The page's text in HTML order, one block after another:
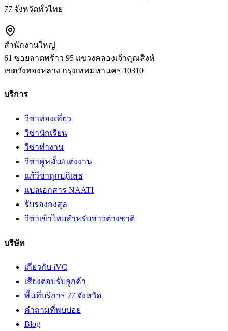
77 จังหวัดทั่วไทย
สำนักงานใหญ่
61 ซอยลาดพร้าว 95 แขวงคลองเจ้าคุณสิงห์
เขตวังทองหลาง กรุงเทพมหานคร 10310
บริการ
วีซ่าท่องเที่ยว
วีซ่านักเรียน
วีซ่าทำงาน
วีซ่าคู่หมั้น/แต่งงาน
แก้วีซ่าถูกปฏิเสธ
แปลเอกสาร NAATI
รับรองกงสุล
วีซ่าเข้าไทยสำหรับชาวต่างชาติ
บริษัท
เกี่ยวกับ iVC
เสียงตอบรับลูกค้า
พื้นที่บริการ 77 จังหวัด
คำถามที่พบบ่อย
Blog